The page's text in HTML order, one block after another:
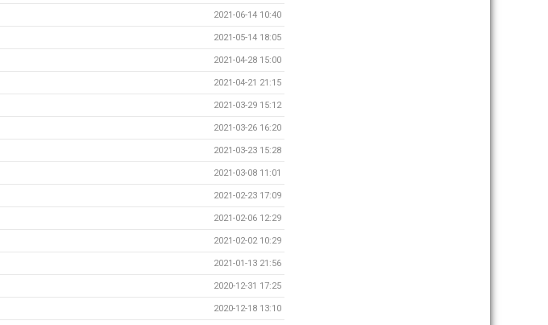
2021-06-14 10:40
2021-05-14 18:05
2021-04-28 15:00
2021-04-21 21:15
2021-03-29 15:12
2021-03-26 16:20
2021-03-23 15:28
2021-03-08 11:01
2021-02-23 17:09
2021-02-06 12:29
2021-02-02 10:29
2021-01-13 21:56
2020-12-31 17:25
2020-12-18 13:10